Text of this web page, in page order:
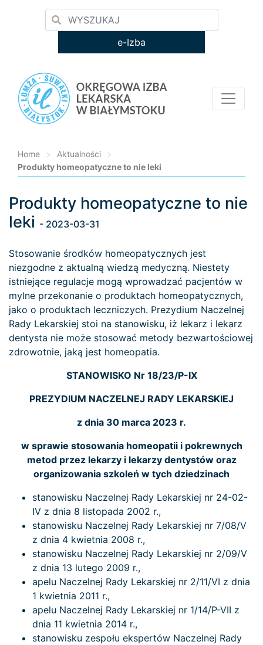
e-Izba
Home > Aktualności
>
Produkty homeopatyczne to nie leki
Loading...
Produkty homeopatyczne to nie
leki - 2023-03-31
Stosowanie środków homeopatycznych jest
niezgodne z aktualną wiedzą medyczną. Niestety
istniejące regulacje mogą wprowadzać pacjentów w
mylne przekonanie o produktach homeopatycznych,
jako o produktach leczniczych. Prezydium Naczelnej
Rady Lekarskiej stoi na stanowisku, iż lekarz i lekarz
dentysta nie może stosować metody bezwartościowej
zdrowotnie, jaką jest homeopatia.
STANOWISKO Nr 18/23/P-IX
PREZYDIUM NACZELNEJ RADY LEKARSKIEJ
z dnia 30 marca 2023 r.
w sprawie stosowania homeopatii i pokrewnych
metod przez lekarzy i lekarzy dentystów oraz
organizowania szkoleń w tych dziedzinach
stanowisku Naczelnej Rady Lekarskiej nr 24-02-
IV z dnia 8 listopada 2002 r.,
stanowisku Naczelnej Rady Lekarskiej nr 7/08/V
z dnia 4 kwietnia 2008 r.,
stanowisku Naczelnej Rady Lekarskiej nr 2/09/V
z dnia 13 lutego 2009 r.,
apelu Naczelnej Rady Lekarskiej nr 2/11/VI z dnia
1 kwietnia 2011 r.,
apelu Naczelnej Rady Lekarskiej nr 1/14/P-VII z
dnia 11 kwietnia 2014 r.,
stanowisku zespołu ekspertów Naczelnej Rady